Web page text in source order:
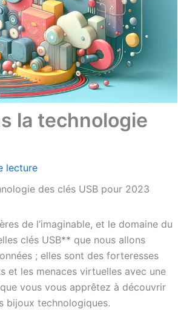
la technologie
lecture
des clés USB pour 2023
de l’imaginable, et le domaine du
clés USB** que nous allons
; elles sont des forteresses
et les menaces virtuelles avec une
vous vous apprêtez à découvrir
bijoux technologiques.